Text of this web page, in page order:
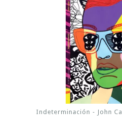
Indeterminación - John